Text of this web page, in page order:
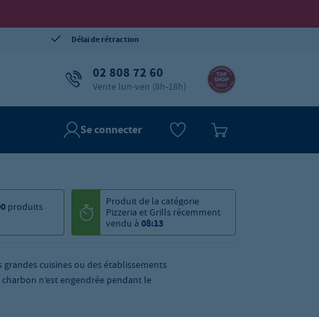
Délai de rétraction
02 808 72 60
Vente lun-ven (8h-18h)
Se connecter
produits
Produit de la catégorie
Pizzeria et Grills récemment
vendu à08:13
cuisines ou des établissements
n’est engendrée pendant le